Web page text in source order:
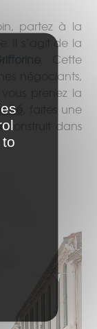
partez à la
Il s’agit de la
Cette
négociants,
prenez la
, faites une
construit dans